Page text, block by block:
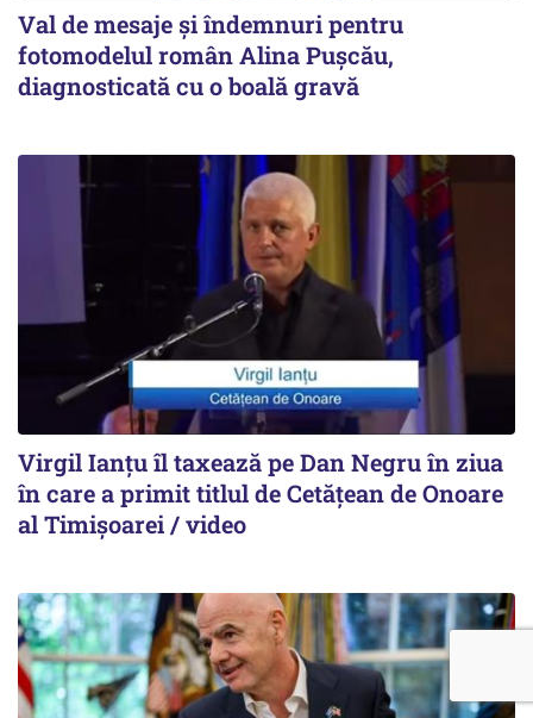
Val de mesaje și îndemnuri pentru
fotomodelul român Alina Pușcău,
diagnosticată cu o boală gravă
Virgil Ianțu îl taxează pe Dan Negru în ziua
în care a primit titlul de Cetățean de Onoare
al Timișoarei / video